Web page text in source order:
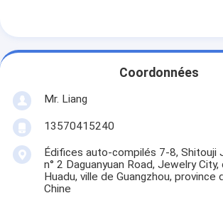
Coordonnées
Mr. Liang
13570415240
Édifices auto-compilés 7-8, Shitouji
n° 2 Daguanyuan Road, Jewelry
Huadu, ville de Guangzhou, province
Chine